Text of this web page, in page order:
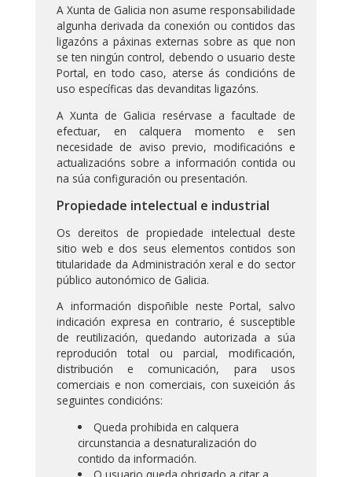
A Xunta de Galicia non asume responsabilidade
algunha derivada da conexión ou contidos das
ligazóns a páxinas externas sobre as que non
se ten ningún control, debendo o usuario deste
Portal, en todo caso, aterse ás condicións de
uso específicas das devanditas ligazóns.
A Xunta de Galicia resérvase a facultade de
efectuar, en calquera momento e sen
necesidade de aviso previo, modificacións e
actualizacións sobre a información contida ou
na súa configuración ou presentación.
Propiedade intelectual e industrial
Os dereitos de propiedade intelectual deste
sitio web e dos seus elementos contidos son
titularidade da Administración xeral e do sector
público autonómico de Galicia.
A información dispoñible neste Portal, salvo
indicación expresa en contrario, é susceptible
de reutilización, quedando autorizada a súa
reprodución total ou parcial, modificación,
distribución e comunicación, para usos
comerciais e non comerciais, con suxeición ás
seguintes condicións:
Queda prohibida en calquera
circunstancia a desnaturalización do
contido da información.